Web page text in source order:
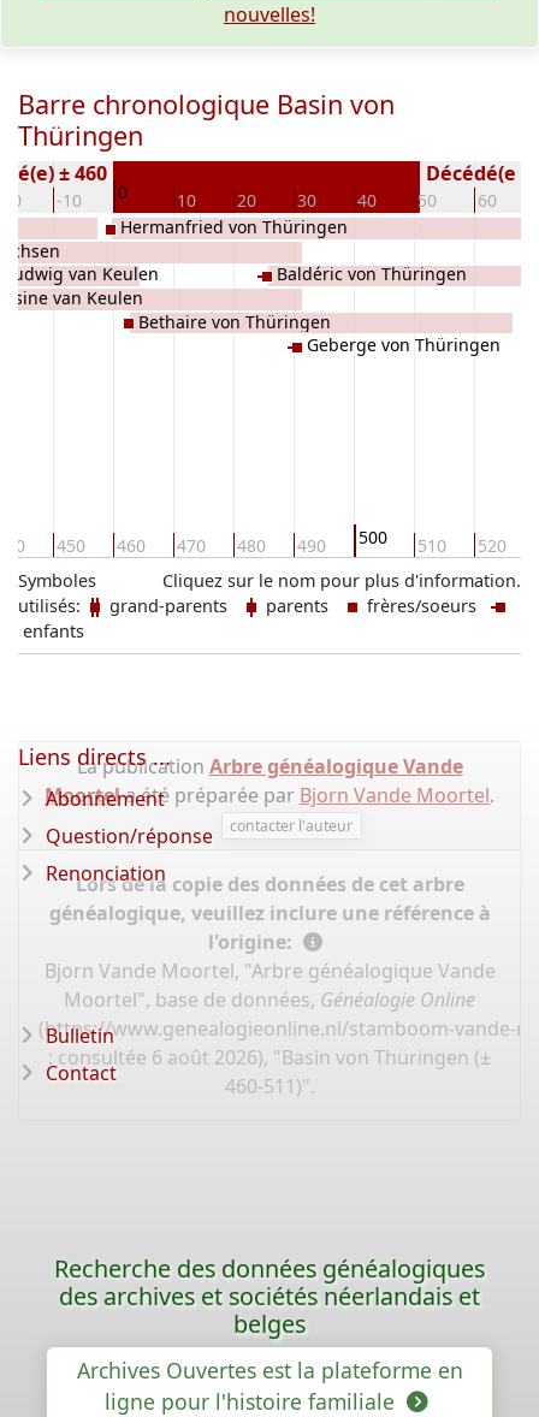
nouvelles!
Barre chronologique Basin von
Thüringen
-10 0 10 20 30 40 50 60
Né(e) ± 460 Décédé(e /
450 460 470 480 490 500 510 520
van Keulen
van Keulen
Hermanfried von Thüringen
Bethaire von Thüringen
Baldéric von Thüringen
Geberge von Thüringen
Cliquez sur le nom pour plus d'information.
Symboles
utilisés:
grand-parents parents
frères/soeurs
enfants
La publication Arbre généalogique Vande
Moortela été préparée par Bjorn Vande Moortel.
contacter l'auteur
Lors de la copie des données de cet arbre
généalogique, veuillez inclure une référence à
l'origine:
Bjorn Vande Moortel, "Arbre généalogique Vande
Moortel", base de données, Généalogie Online
(https://www.genealogieonline.nl/stamboom-vande-
: consultée 6 août 2026), "Basin von Thüringen (±
460-511)".
Liens directs ...
Abonnement
Question/réponse
Renonciation
Bulletin
Contact
Recherche des données généalogiques
des archives et sociétés néerlandais et
belges
Archives Ouvertes est la plateforme en
ligne pour l'histoire familiale